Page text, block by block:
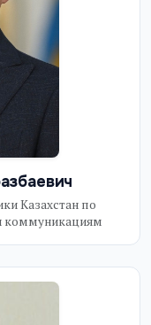
Казахстан по
коммуникациям